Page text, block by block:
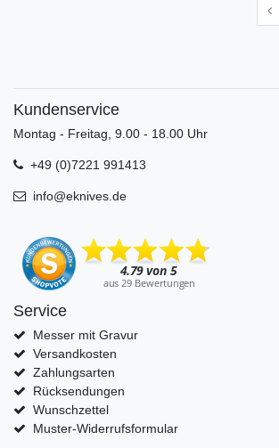
Kundenservice
Montag - Freitag, 9.00 - 18.00 Uhr
+49 (0)7221 991413
info@eknives.de
Service
Messer mit Gravur
Versandkosten
Zahlungsarten
Rücksendungen
Wunschzettel
Muster-Widerrufsformular